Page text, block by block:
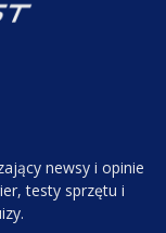
newsy i opinie
testy sprzętu i